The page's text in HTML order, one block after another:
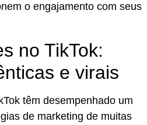
o engajamento com seus
no TikTok:
e virais
têm desempenhado um
de marketing de muitas